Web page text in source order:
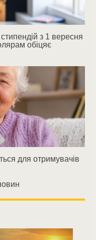
з 1 вересня
обіцяє
для отримувачів